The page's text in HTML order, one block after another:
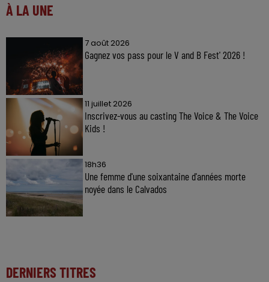
À LA UNE
7 août 2026
Gagnez vos pass pour le V and B Fest' 2026 !
11 juillet 2026
Inscrivez-vous au casting The Voice & The Voice
Kids !
18h36
Une femme d'une soixantaine d'années morte
noyée dans le Calvados
DERNIERS TITRES